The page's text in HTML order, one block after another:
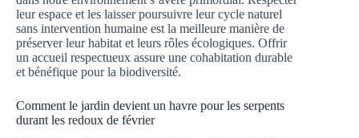
leur espace et les laisser poursuivre leur cycle naturel
sans intervention humaine est la meilleure manière de
préserver leur habitat et leurs rôles écologiques. Offrir
un accueil respectueux assure une cohabitation durable
et bénéfique pour la biodiversité.
Comment le jardin devient un havre pour les serpents
durant les redoux de février